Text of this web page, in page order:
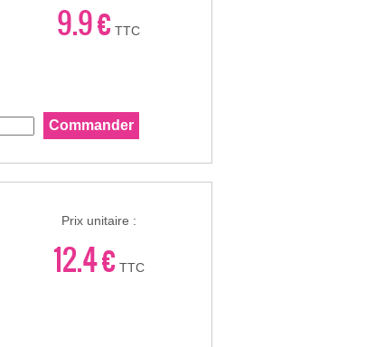
9.9 € TTC
Prix unitaire :
12.4 €TTC